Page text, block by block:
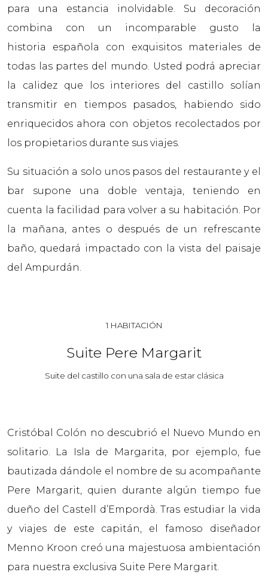
para una estancia inolvidable. Su decoración
combina con un incomparable gusto la
historia española con exquisitos materiales de
todas las partes del mundo. Usted podrá apreciar
la calidez que los interiores del castillo solían
transmitir en tiempos pasados, habiendo sido
enriquecidos ahora con objetos recolectados por
los propietarios durante sus viajes.
Su situación a solo unos pasos del restaurante y el
bar supone una doble ventaja, teniendo en
cuenta la facilidad para volver a su habitación. Por
la mañana, antes o después de un refrescante
baño, quedará impactado con la vista del paisaje
del Ampurdán.
1 HABITACIÓN
Suite Pere Margarit
Suite del castillo con una sala de estar clásica
Cristóbal Colón no descubrió el Nuevo Mundo en
solitario. La Isla de Margarita, por ejemplo, fue
bautizada dándole el nombre de su acompañante
Pere Margarit, quien durante algún tiempo fue
dueño del Castell d’Empordà. Tras estudiar la vida
y viajes de este capitán, el famoso diseñador
Menno Kroon creó una majestuosa ambientación
para nuestra exclusiva Suite Pere Margarit.